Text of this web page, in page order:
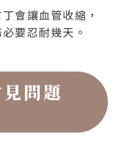
丁會讓血管收縮，
要忍耐幾天。
問題